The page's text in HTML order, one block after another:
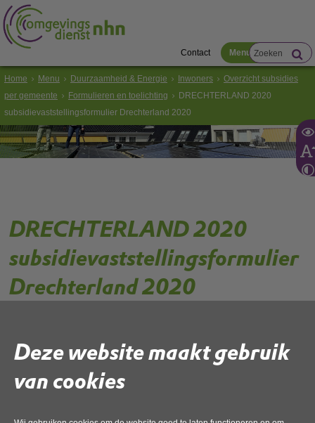
Deze website maakt gebruik
van cookies
Contact Menu
Home Menu Duurzaamheid & Energie Inwoners
Overzicht subsidies
per gemeente
Formulieren en toelichting
DRECHTERLAND 2020
subsidievaststellingsformulier Drechterland 2020
DRECHTERLAND 2020
subsidievaststellingsformulier
Drechterland 2020
Download ‘DRECHTERLAND 2020 subsidievaststellingsformulier
28 oktober 2020, pdf , 255kB
Deel deze pagina